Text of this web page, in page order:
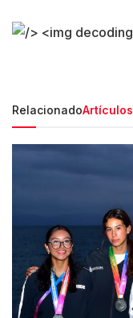
RelacionadoArtículos